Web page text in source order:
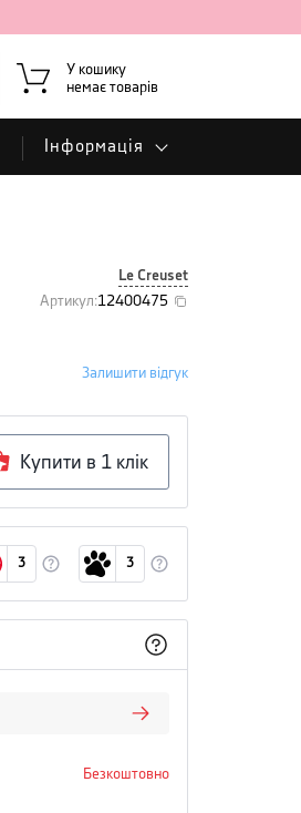
У кошику
немає товарів
Інформація
Le Creuset
Артикул:12400475
Залишити відгук
Купити в 1 клiк
3 3
Безкоштовно